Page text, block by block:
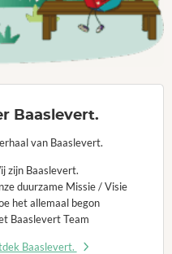
Baaslevert.
van Baaslevert.
zijn Baaslevert.
duurzame Missie / Visie
het allemaal begon
Baaslevert Team
Baaslevert.